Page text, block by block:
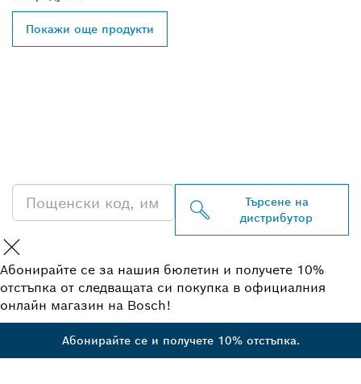
Покажи още продукти
Търсене на
дистрибутор
Абонирайте се за нашия бюлетин и получете 10%
отстъпка от следващата си покупка в официалния
онлайн магазин на Bosch!
Абонирайте се и получете 10% отстъпка.